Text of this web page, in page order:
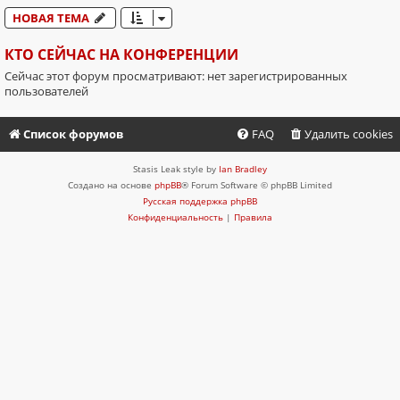
НОВАЯ ТЕМА
КТО СЕЙЧАС НА КОНФЕРЕНЦИИ
Сейчас этот форум просматривают: нет зарегистрированных
пользователей
Список форумов Удалить cookies
FAQ
Stasis Leak style by Ian Bradley
Создано на основе phpBB® Forum Software © phpBB Limited
Русская поддержка phpBB
Конфиденциальность | Правила